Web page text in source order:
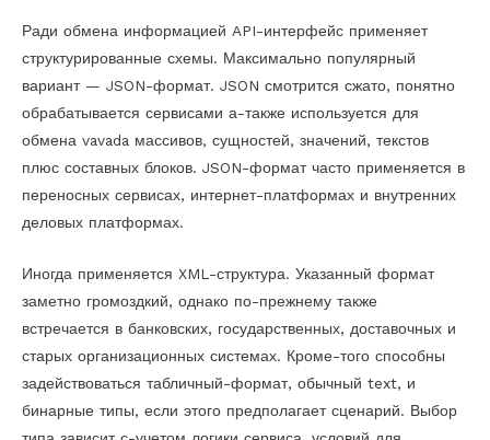
Ради обмена информацией API-интерфейс применяет
структурированные схемы. Максимально популярный
вариант — JSON-формат. JSON смотрится сжато, понятно
обрабатывается сервисами а-также используется для
обмена vavada массивов, сущностей, значений, текстов
плюс составных блоков. JSON-формат часто применяется в
переносных сервисах, интернет-платформах и внутренних
деловых платформах.
Иногда применяется XML-структура. Указанный формат
заметно громоздкий, однако по-прежнему также
встречается в банковских, государственных, доставочных и
старых организационных системах. Кроме-того способны
задействоваться табличный-формат, обычный text, и
бинарные типы, если этого предполагает сценарий. Выбор